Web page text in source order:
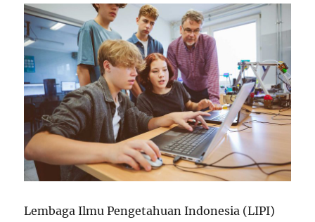
Lembaga Ilmu Pengetahuan Indonesia (LIPI)